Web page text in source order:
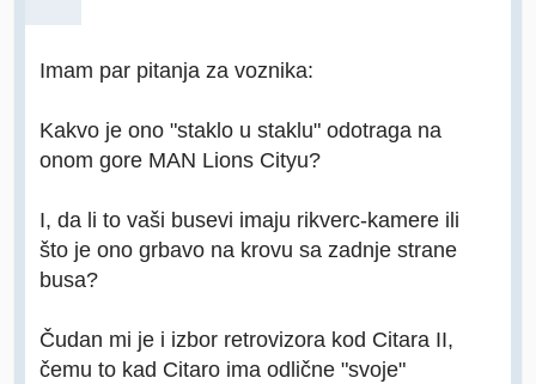
Imam par pitanja za voznika:
Kakvo je ono "staklo u staklu" odotraga na
onom gore MAN Lions Cityu?
I, da li to vaši busevi imaju rikverc-kamere ili
što je ono grbavo na krovu sa zadnje strane
busa?
Čudan mi je i izbor retrovizora kod Citara II,
čemu to kad Citaro ima odlične "svoje"